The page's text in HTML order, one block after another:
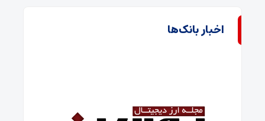
اخبار بانک‌ها